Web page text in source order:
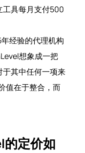
工具每月支付500
经验的代理机构
想象成一把
其中任何一项来
值在于整合，而
定价如